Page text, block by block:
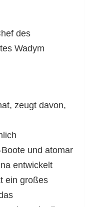
des
Wadym
zeugt davon,
und atomar
entwickelt
ein großes